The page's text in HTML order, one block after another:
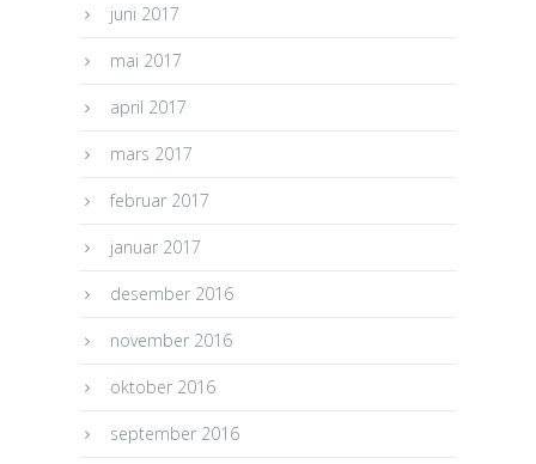
juni 2017
mai 2017
april 2017
mars 2017
februar 2017
januar 2017
desember 2016
november 2016
oktober 2016
september 2016